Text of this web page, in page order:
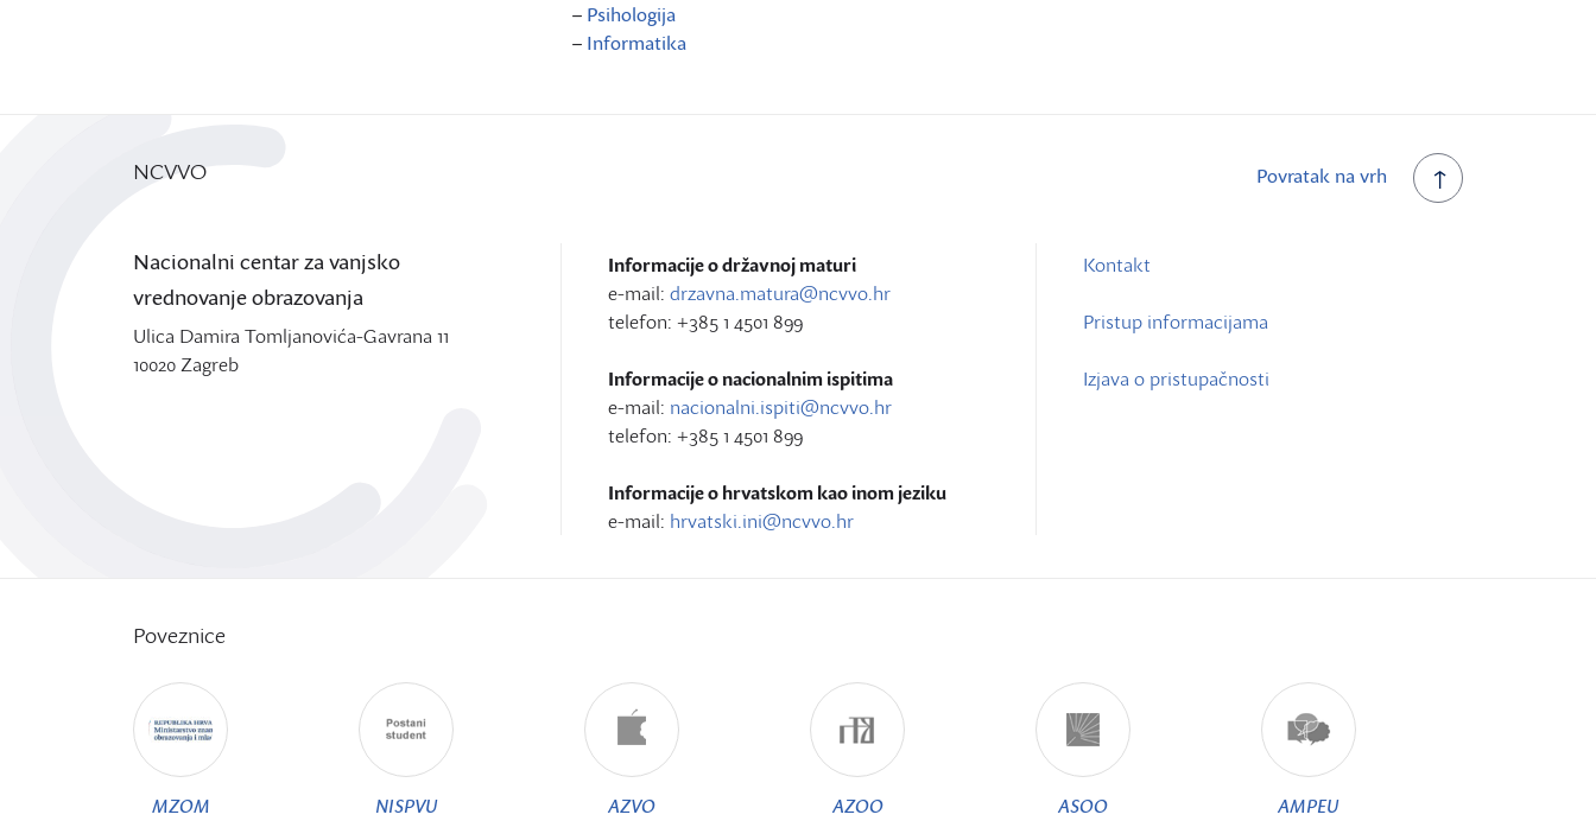
– Psihologija
– Informatika
Povratak na vrh
NCVVO
Nacionalni centar za vanjsko
vrednovanje obrazovanja
Ulica Damira Tomljanovića-Gavrana 11
10020 Zagreb
Informacije o državnoj maturi
e-mail: drzavna.matura@ncvvo.hr
telefon: +385 1 4501 899
Informacije o nacionalnim ispitima
e-mail: nacionalni.ispiti@ncvvo.hr
telefon: +385 1 4501 899
Informacije o hrvatskom kao inom jeziku
e-mail: hrvatski.ini@ncvvo.hr
Kontakt
Pristup informacijama
Izjava o pristupačnosti
Poveznice
MZOM NISPVU AZVO AZOO ASOO AMPEU